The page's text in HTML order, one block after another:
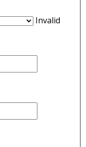
Invalid